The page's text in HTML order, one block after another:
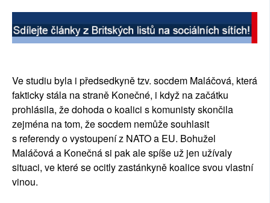
Ve studiu byla i předsedkyně tzv. socdem Maláčová, která
fakticky stála na straně Konečné, i když na začátku
prohlásila, že dohoda o koalici s komunisty skončila
zejména na tom, že socdem nemůže souhlasit
s referendy o vystoupení z NATO a EU. Bohužel
Maláčová a Konečná si pak ale spíše už jen užívaly
situaci, ve které se ocitly zastánkyně koalice svou vlastní
vinou.